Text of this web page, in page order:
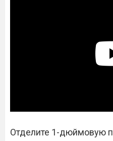
Отделите 1-дюймовую